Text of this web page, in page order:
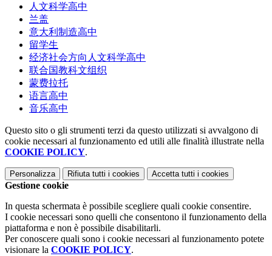
人文科学高中
兰盖
意大利制造高中
留学生
经济社会方向人文科学高中
联合国教科文组织
蒙费拉托
语言高中
音乐高中
Questo sito o gli strumenti terzi da questo utilizzati si avvalgono di
cookie necessari al funzionamento ed utili alle finalità illustrate nella
COOKIE POLICY.
Personalizza Rifiuta tutti i cookies Accetta tutti i cookies
Gestione cookie
In questa schermata è possibile scegliere quali cookie consentire.
I cookie necessari sono quelli che consentono il funzionamento della
piattaforma e non è possibile disabilitarli.
Per conoscere quali sono i cookie necessari al funzionamento potete
visionare la COOKIE POLICY.